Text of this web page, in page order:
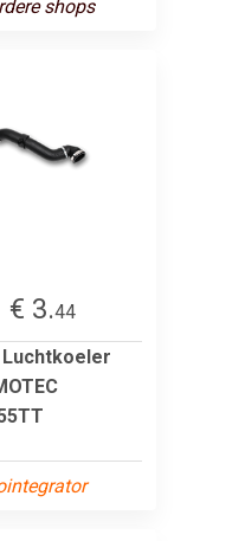
shops
€ 3.44
Luchtkoeler